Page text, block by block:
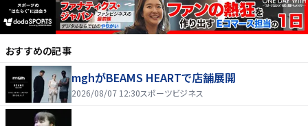
おすすめの記事
mghがBEAMS HEARTで店舗展開
2026/08/07 12:30スポーツビジネス